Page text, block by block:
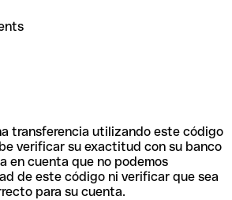
transferencia utilizando este código
verificar su exactitud con su banco
en cuenta que no podemos
de este código ni verificar que sea
para su cuenta.